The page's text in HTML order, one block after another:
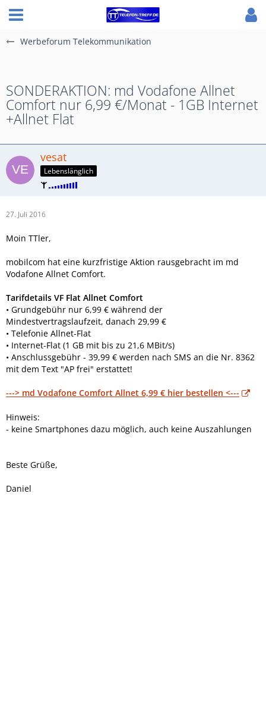
Werbeforum Telekommunikation
SONDERAKTION: md Vodafone Allnet
Comfort nur 6,99 €/Monat - 1GB Internet
+Allnet Flat
vesat
Lebenslänglich
27. Juli 2016
Moin TTler,
mobilcom hat eine kurzfristige Aktion rausgebracht im md
Vodafone Allnet Comfort.
Tarifdetails VF Flat Allnet Comfort
• Grundgebühr nur 6,99 € während der
Mindestvertragslaufzeit, danach 29,99 €
• Telefonie Allnet-Flat
• Internet-Flat (1 GB mit bis zu 21,6 MBit/s)
• Anschlussgebühr - 39,99 € werden nach SMS an die Nr. 8362
mit dem Text "AP frei" erstattet!
---> md Vodafone Comfort Allnet 6,99 € hier bestellen <---
Hinweis:
- keine Smartphones dazu möglich, auch keine Auszahlungen
Beste Grüße,
Daniel